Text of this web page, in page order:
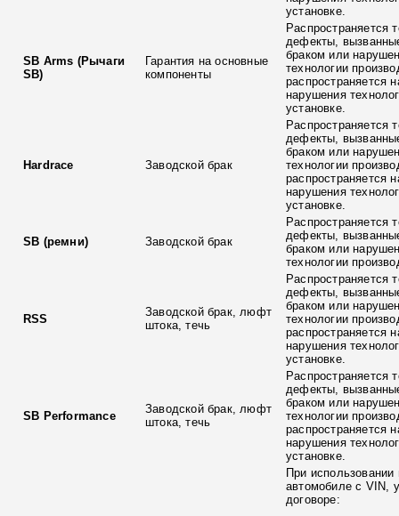
установке.
SB Arms (Рычаги
SB)
Гарантия на основные
компоненты
Распространяется
дефекты,
браком или
технологии
распространяется
нарушения
установке.
Hardrace Заводской брак
Распространяется
дефекты,
браком или
технологии
распространяется
нарушения
установке.
SB (ремни) Заводской брак
Распространяется
дефекты,
браком или
технологии
RSS
Заводской брак, люфт
штока, течь
Распространяется
дефекты,
браком или
технологии
распространяется
нарушения
установке.
SB Performance
Заводской брак, люфт
штока, течь
Распространяется
дефекты,
браком или
технологии
распространяется
нарушения
установке.
При использовании
автомобиле с VIN,
договоре: